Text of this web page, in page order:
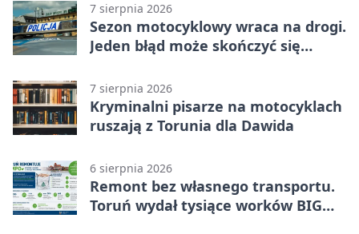
7 sierpnia 2026
Sezon motocyklowy wraca na drogi.
Jeden błąd może skończyć się
7 sierpnia 2026
Kryminalni pisarze na motocyklach
ruszają z Torunia dla Dawida
6 sierpnia 2026
Remont bez własnego transportu.
Toruń wydał tysiące worków BIG